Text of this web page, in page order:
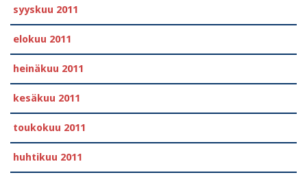
syyskuu 2011
elokuu 2011
heinäkuu 2011
kesäkuu 2011
toukokuu 2011
huhtikuu 2011